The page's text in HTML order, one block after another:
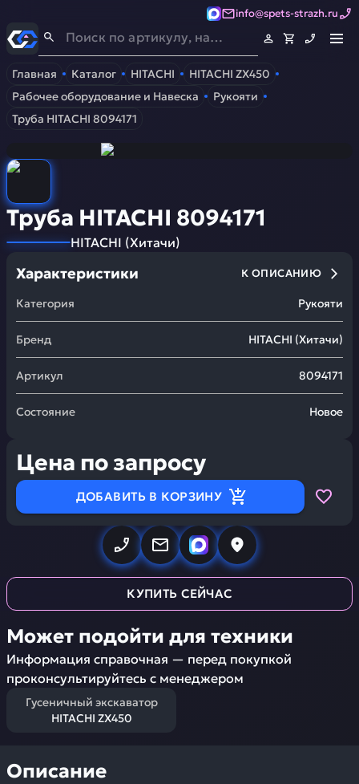
info@spets-strazh.ru
Спец-Страж- Запчасти для спецтехники
Главная Каталог HITACHI
HITACHI ZX450
Рабочее оборудование и Навеска
Рукояти
Труба HITACHI 8094171
Труба HITACHI 8094171
HITACHI (Хитачи)
Характеристики К ОПИСАНИЮ
Категория Рукояти
Бренд HITACHI (Хитачи)
Артикул 8094171
Состояние Новое
Цена по запросу
ДОБАВИТЬ В КОРЗИНУ
КУПИТЬ СЕЙЧАС
Может подойти для техники
Информация справочная — перед покупкой
проконсультируйтесь с менеджером
Гусеничный экскаватор
HITACHI ZX450
Описание